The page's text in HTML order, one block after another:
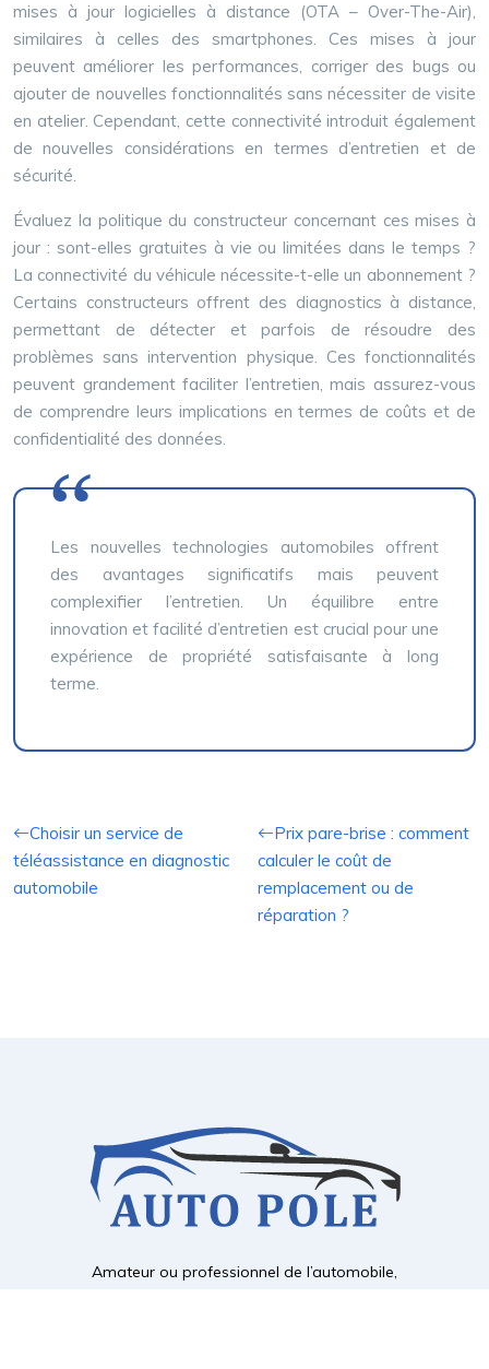
mises à jour logicielles à distance (OTA – Over-The-Air),
similaires à celles des smartphones. Ces mises à jour
peuvent améliorer les performances, corriger des bugs ou
ajouter de nouvelles fonctionnalités sans nécessiter de visite
en atelier. Cependant, cette connectivité introduit également
de nouvelles considérations en termes d’entretien et de
sécurité.
Évaluez la politique du constructeur concernant ces mises à
jour : sont-elles gratuites à vie ou limitées dans le temps ?
La connectivité du véhicule nécessite-t-elle un abonnement ?
Certains constructeurs offrent des diagnostics à distance,
permettant de détecter et parfois de résoudre des
problèmes sans intervention physique. Ces fonctionnalités
peuvent grandement faciliter l’entretien, mais assurez-vous
de comprendre leurs implications en termes de coûts et de
confidentialité des données.
Les nouvelles technologies automobiles offrent
des avantages significatifs mais peuvent
complexifier l’entretien. Un équilibre entre
innovation et facilité d’entretien est crucial pour une
expérience de propriété satisfaisante à long
terme.
Choisir un service de
téléassistance en diagnostic
automobile
Prix pare-brise : comment
calculer le coût de
remplacement ou de
réparation ?
Amateur ou professionnel de l’automobile,